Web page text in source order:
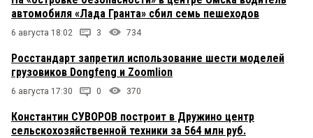
автомобиля «Лада Гранта» сбил семь пешеходов
6 августа 18:02 3 734
Росстандарт запретил использование шести моделей
грузовиков Dongfeng и Zoomlion
6 августа 17:30 0 370
Константин СУВОРОВ построит в Дружино центр
сельскохозяйственной техники за 564 млн руб.